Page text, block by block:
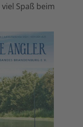
Spaß beim